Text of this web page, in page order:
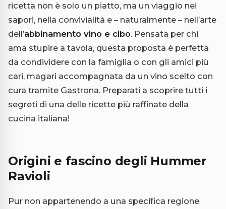
ricetta non è solo un piatto, ma un viaggio nei
sapori, nella convivialità e – naturalmente – nell’arte
dell’abbinamento vino e cibo. Pensata per chi
ama stupire a tavola, questa proposta è perfetta
da condividere con la famiglia o con gli amici più
cari, magari accompagnata da un vino scelto con
cura tramite Gastrona. Preparati a scoprire tutti i
segreti di una delle ricette più raffinate della
cucina italiana!
Origini e fascino degli Hummer
Ravioli
Pur non appartenendo a una specifica regione